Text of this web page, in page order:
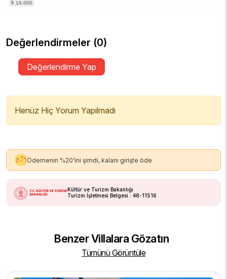
Değerlendirmeler (0)
Değerlendirme Yap
Henüz Hiç Yorum Yapılmadı
Ödemenin %20’ini şimdi, kalanı girişte öde
Kültür ve Turizm Bakanlığı
Turizm İşletmesi Belgesi : 48-11516
Benzer Villalara Gözatın
Tümünü Görüntüle